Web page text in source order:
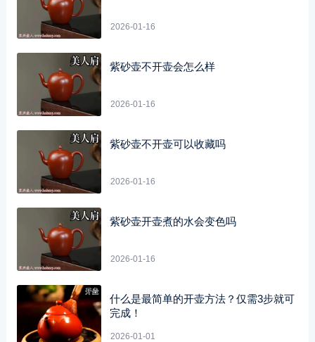
2026-01-16
紫砂壶不开壶会怎么样
2026-01-16
紫砂壶不开壶可以收藏吗
2026-01-16
紫砂壶开壶煮的水会变色吗
2026-01-16
什么是最简单的开壶方法？仅需3步就可
完成！
2026-01-01